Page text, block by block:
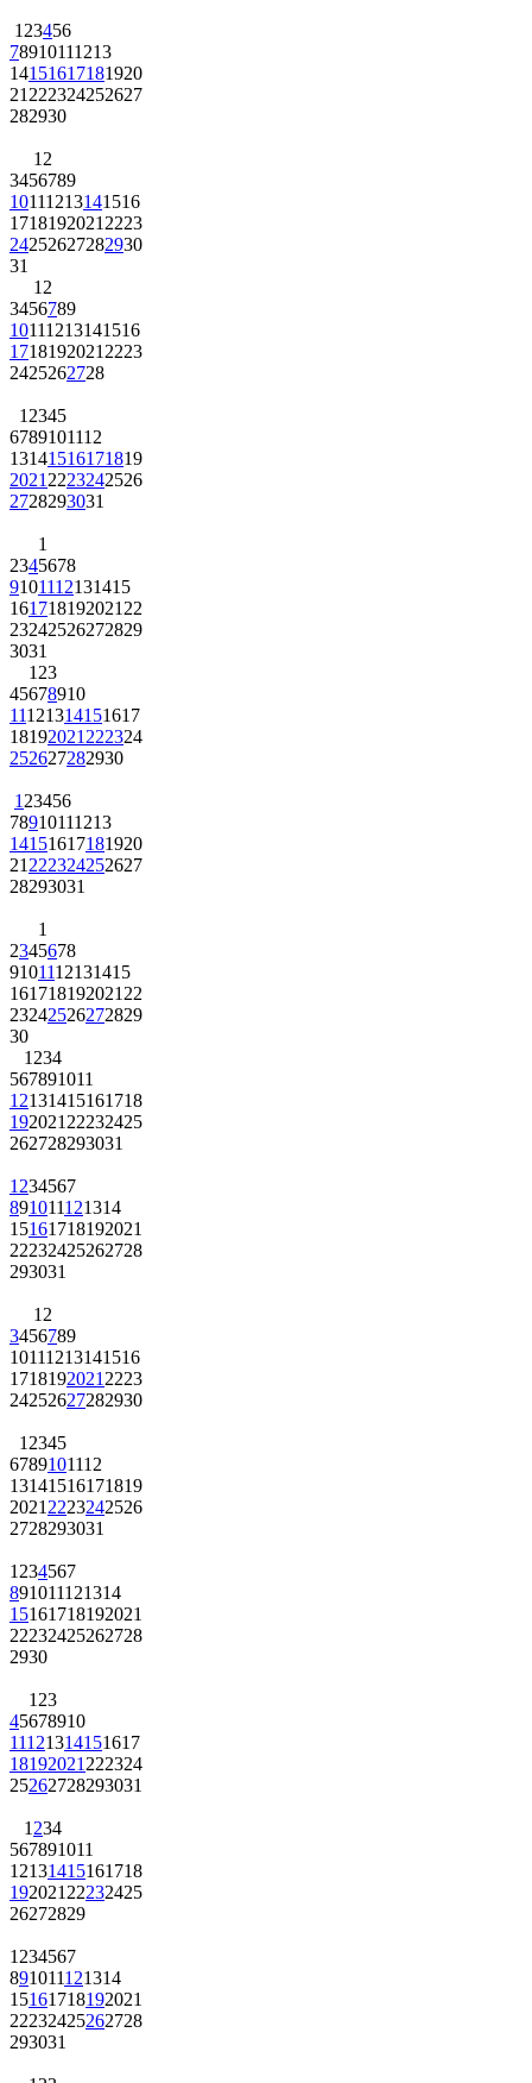
1 23456
78910111213
14151617181920
21 222324252627
282930
1 2
3456789
10111213141516
1718192021 2223
24252627282930
31
1 2
3456789
10111213141516
1718192021 2223
2425262728
1 2345
6789101112
13141516171819
2021 2223242526
2728293031
1
2345678
9101112131415
161718192021 22
23242526272829
3031
1 23
45678910
11121314151617
18192021 222324
252627282930
1 23456
78910111213
14151617181920
21 222324252627
28293031
1
2345678
9101112131415
161718192021 22
23242526272829
30
1 234
567891011
12131415161718
192021 22232425
262728293031
1 234567
891011121314
15161718192021
22232425262728
293031
1 2
3456789
10111213141516
1718192021 2223
24252627282930
1 2345
6789101112
13141516171819
2021 2223242526
2728293031
1 234567
891011121314
15161718192021
22232425262728
2930
1 23
45678910
11121314151617
18192021 222324
25262728293031
1 234
567891011
12131415161718
192021 22232425
26272829
1 234567
891011121314
15161718192021
22232425262728
293031